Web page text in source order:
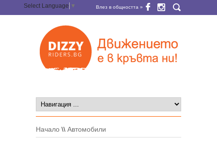
Select Language ▼ Влез в общността »
Начало \\ Автомобили